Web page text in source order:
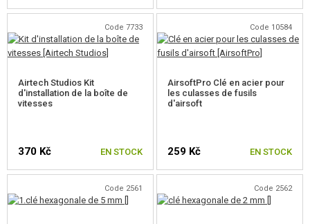
AUTO DÉFENSE, FORMATION, COUTEAUX
CIBLES, CHAMP DE TIR
OUTDOOR, BUSHCRAFT
JEUX DE CONSTRUCTION, MAQUETTES
Code 7733
Airtech Studios Kit
d'installation de la boîte de
vitesses
370 Kč EN STOCK
Code 10584
AirsoftPro Clé en acier pour
les culasses de fusils
d'airsoft
259 Kč EN STOCK
Code 2561 Code 2562